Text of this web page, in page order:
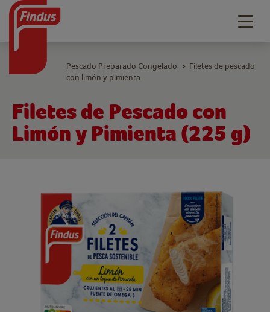
Filetes de Pescado con
Limón y Pimienta (225 g)
Pescado Preparado Congelado > Filetes de pescado
con limón y pimienta